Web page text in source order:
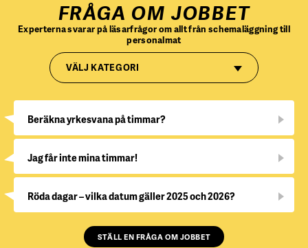
FRÅGA OM JOBBET
Experterna svarar på läsarfrågor om allt från schemaläggning till
personalmat
VÄLJ KATEGORI
Beräkna yrkesvana på timmar?
Jag får inte mina timmar!
Röda dagar – vilka datum gäller 2025 och 2026?
STÄLL EN FRÅGA OM JOBBET